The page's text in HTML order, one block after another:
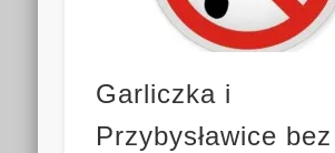
Garliczka i
Przybysławice bez